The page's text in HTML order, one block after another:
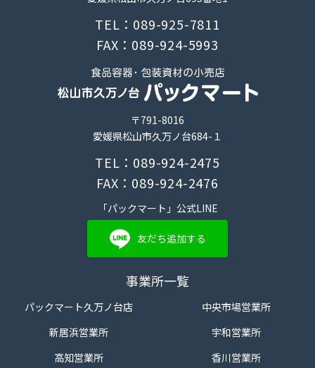
TEL：089-925-7811
FAX：089-924-5993
〒791-8016
愛媛県松山市久万ノ台684-１
TEL：089-924-2475
FAX：089-924-2476
「パックマート」公式LINE
友だち追加する
事業所一覧
パックマート久万ノ台店
中央市場営業所
新居浜営業所
宇和営業所
高知営業所
香川営業所